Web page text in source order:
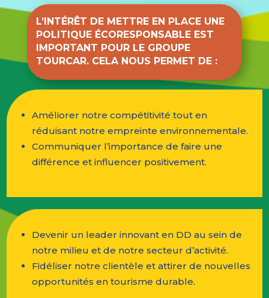
L’INTÉRÊT DE METTRE EN PLACE UNE
POLITIQUE ÉCORESPONSABLE EST
IMPORTANT POUR LE GROUPE
TOURCAR. CELA NOUS PERMET DE :
Améliorer notre compétitivité tout en
réduisant notre empreinte environnementale.
Communiquer l’importance de faire une
différence et influencer positivement.
Devenir un leader innovant en DD au sein de
notre milieu et de notre secteur d’activité.
Fidéliser notre clientèle et attirer de nouvelles
opportunités en tourisme durable.